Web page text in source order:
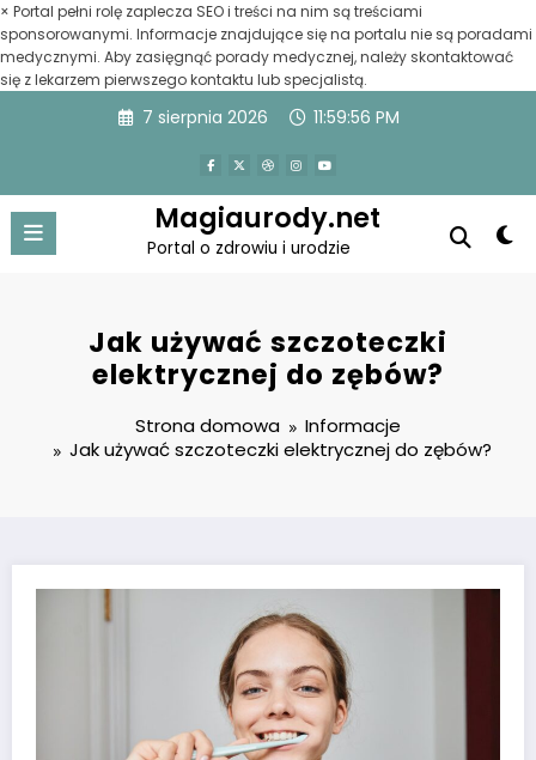
× Portal pełni rolę zaplecza SEO i treści na nim są treściami
sponsorowanymi. Informacje znajdujące się na portalu nie są poradami
medycznymi. Aby zasięgnąć porady medycznej, należy skontaktować
się z lekarzem pierwszego kontaktu lub specjalistą.
7 sierpnia 2026 11:59:56 PM
Magiaurody.net
Portal o zdrowiu i urodzie
Jak używać szczoteczki
elektrycznej do zębów?
Strona domowa
Informacje
Jak używać szczoteczki elektrycznej do zębów?